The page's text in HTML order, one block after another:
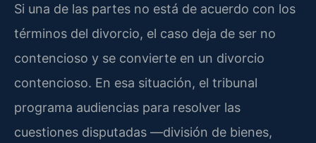
Si una de las partes no está de acuerdo con los
términos del divorcio, el caso deja de ser no
contencioso y se convierte en un divorcio
contencioso. En esa situación, el tribunal
programa audiencias para resolver las
cuestiones disputadas —división de bienes,